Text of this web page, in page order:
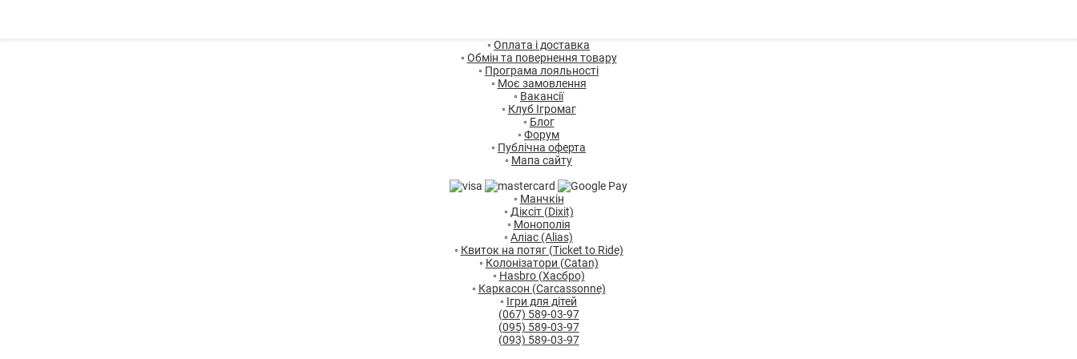
◦Оплата і доставка
◦Обмін та повернення товару
◦ Програма лояльності
◦ Моє замовлення
◦ Вакансії
◦ Клуб Ігромаг
◦ Блог
◦Форум
◦ Публічна оферта
◦ Мапа сайту
◦ Манчкін
◦ Діксіт (Dixit)
◦ Монополія
◦Аліас (Alias)
◦ Квиток на потяг (Ticket to Ride)
◦ Колонізатори (Catan)
◦ Hasbro (Хасбро)
◦ Каркасон (Carcassonne)
◦ Ігри для дітей
(067) 589-03-97
(095) 589-03-97
(093) 589-03-97